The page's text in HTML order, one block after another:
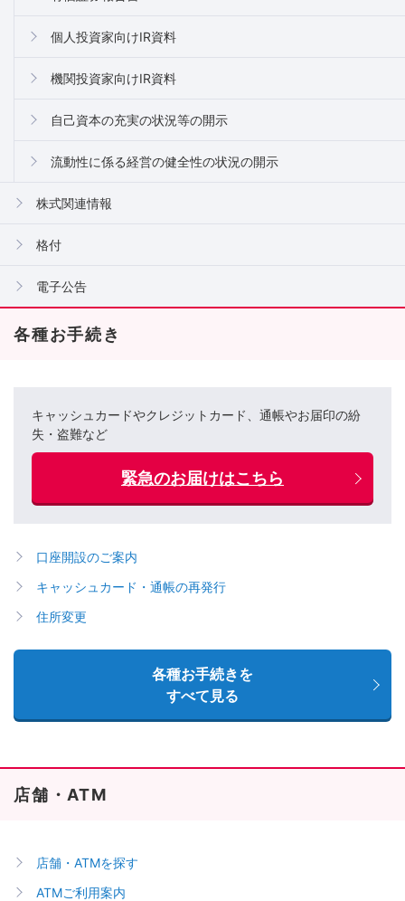
個人投資家向けIR資料
機関投資家向けIR資料
自己資本の充実の状況等の開示
流動性に係る経営の健全性の状況の開示
株式関連情報
格付
電子公告
各種お手続き
キャッシュカードやクレジットカード、通帳やお届印の紛
失・盗難など
緊急のお届けはこちら
口座開設のご案内
キャッシュカード・通帳の再発行
住所変更
各種お手続きを
すべて見る
店舗・ATM
店舗・ATMを探す
ATMご利用案内